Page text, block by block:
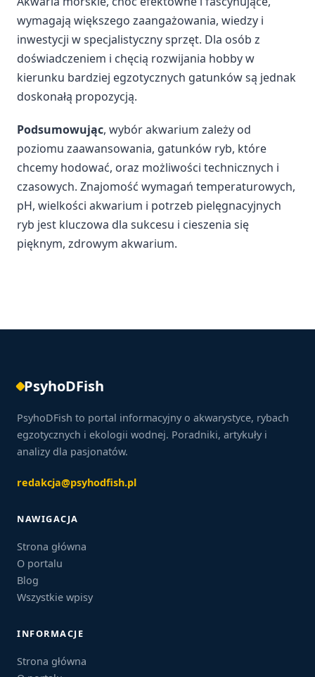
wymagają większego zaangażowania, wiedzy i
inwestycji w specjalistyczny sprzęt. Dla osób z
doświadczeniem i chęcią rozwijania hobby w
kierunku bardziej egzotycznych gatunków są jednak
doskonałą propozycją.
Podsumowując, wybór akwarium zależy od
poziomu zaawansowania, gatunków ryb, które
chcemy hodować, oraz możliwości technicznych i
czasowych. Znajomość wymagań temperaturowych,
pH, wielkości akwarium i potrzeb pielęgnacyjnych
ryb jest kluczowa dla sukcesu i cieszenia się
pięknym, zdrowym akwarium.
PsyhoDFish
PsyhoDFish to portal informacyjny o akwarystyce, rybach
egzotycznych i ekologii wodnej. Poradniki, artykuły i
analizy dla pasjonatów.
redakcja@psyhodfish.pl
NAWIGACJA
Strona główna
O portalu
Blog
Wszystkie wpisy
INFORMACJE
Strona główna